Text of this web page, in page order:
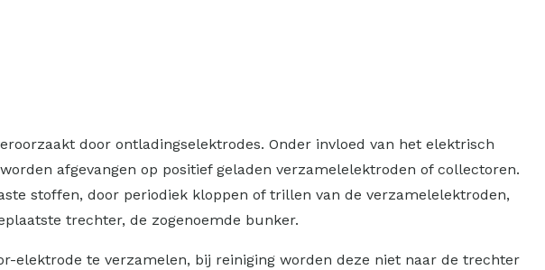
door ontladingselektrodes. Onder invloed van het elektrisch
afgevangen op positief geladen verzamelelektroden of collectoren.
stoffen, door periodiek kloppen of trillen van de verzamelelektroden,
trechter, de zogenoemde bunker.
elektrode te verzamelen, bij reiniging worden deze niet naar de trechter